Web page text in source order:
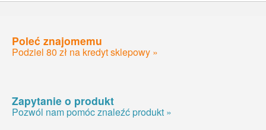
Poleć znajomemu
Podziel 80 zł na kredyt sklepowy »
Zapytanie o produkt
Pozwól nam pomóc znaleźć produkt »